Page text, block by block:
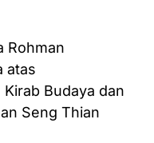
Rohman
atas
Budaya dan
Seng Thian